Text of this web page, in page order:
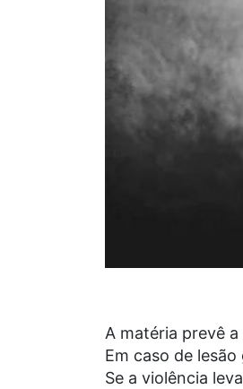
A matéria prevê
Em caso de
Se a violência